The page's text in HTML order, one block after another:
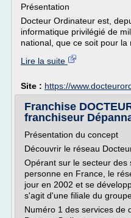
Présentation
Docteur Ordinateur est,
informatique privilégié de
national, que ce soit pour la
Lire la suite
Site : https://
Franchise
franchiseur
Présentation du concept
Découvrir le réseau
Opérant sur le secteur des
personne en France, le
jour en 2002 et se
s'agit d'une filiale du
Numéro 1 des services de